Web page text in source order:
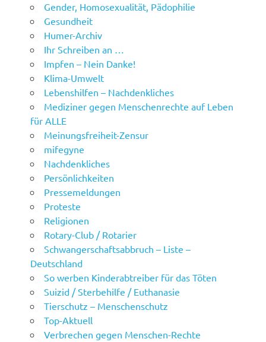
Gender, Homosexualität, Pädophilie
Gesundheit
Humer-Archiv
Ihr Schreiben an …
Impfen – Nein Danke!
Klima-Umwelt
Lebenshilfen – Nachdenkliches
Mediziner gegen Menschenrechte auf Leben
für ALLE
Meinungsfreiheit-Zensur
mifegyne
Nachdenkliches
Persönlichkeiten
Pressemeldungen
Proteste
Religionen
Rotary-Club / Rotarier
Schwangerschaftsabbruch – Liste –
Deutschland
So werben Kinderabtreiber für das Töten
Suizid / Sterbehilfe / Euthanasie
Tierschutz – Menschenschutz
Top-Aktuell
Verbrechen gegen Menschen-Rechte